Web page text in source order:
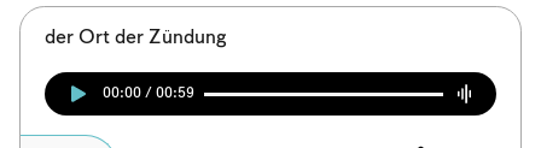
der Ort der Zündung
00:00 / 00:59